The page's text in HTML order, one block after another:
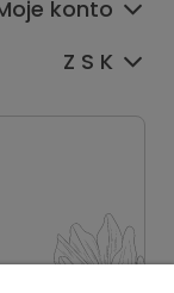
konto
Z S K